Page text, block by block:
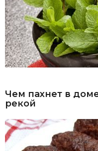
Чем пахнет в
рекой